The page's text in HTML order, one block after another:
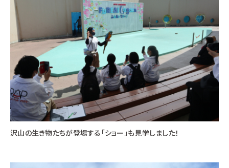
沢山の生き物たちが登場する「ショー」も見学しました！